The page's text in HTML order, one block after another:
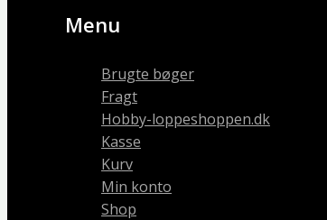
Menu
Brugte bøger
Fragt
Hobby-loppeshoppen.dk
Kasse
Kurv
Min konto
Shop